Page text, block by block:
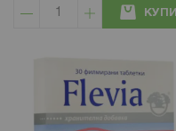
КУПИ